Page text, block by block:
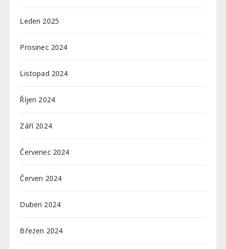
Leden 2025
Prosinec 2024
Listopad 2024
Říjen 2024
Září 2024
Červenec 2024
Červen 2024
Duben 2024
Březen 2024